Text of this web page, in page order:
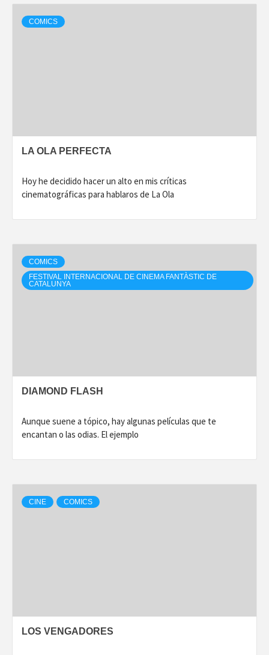
COMICS
LA OLA PERFECTA
Hoy he decidido hacer un alto en mis críticas
cinematográficas para hablaros de La Ola
COMICS
FESTIVAL INTERNACIONAL DE CINEMA FANTÀSTIC DE
CATALUNYA
DIAMOND FLASH
Aunque suene a tópico, hay algunas películas que te
encantan o las odias. El ejemplo
CINE COMICS
LOS VENGADORES